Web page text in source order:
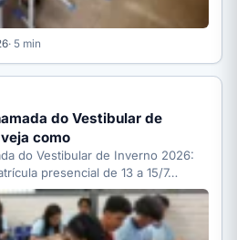
· 5 min
do Vestibular de
como
do Vestibular de Inverno 2026:
presencial de 13 a 15/7…